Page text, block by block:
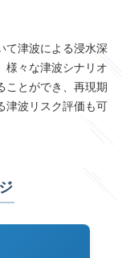
て津波による浸水深
様々な津波シナリオ
ことができ、再現期
津波リスク評価も可